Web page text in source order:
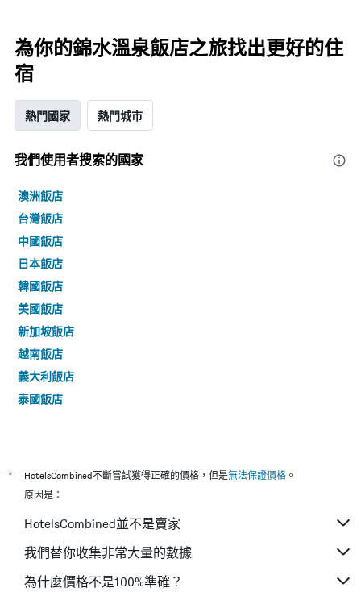
為你的錦水溫泉飯店之旅找出更好的住
宿
熱門國家 熱門城市
我們使用者搜索的國家
澳洲飯店
台灣飯店
中國飯店
日本飯店
韓國飯店
美國飯店
新加坡飯店
越南飯店
義大利飯店
泰國飯店
* HotelsCombined不斷嘗試獲得正確的價格，但是無法保證價格 。
原因是：
HotelsCombined並不是賣家
我們替你收集非常大量的數據
為什麼價格不是100%準確？